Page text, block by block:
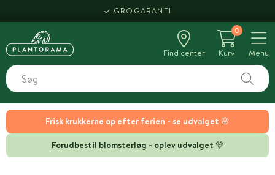
Frisk krukkerne op efter ferien - se udvalget 🌸
Forudbestil blomsterløg - oplev udvalget 💚
GROGARANTI
Find center
0
Kurv
Menu